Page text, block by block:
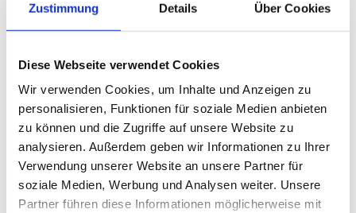
Zustimmung Details Über Cookies
Diese Webseite verwendet Cookies
Wir verwenden Cookies, um Inhalte und Anzeigen zu
personalisieren, Funktionen für soziale Medien anbieten
zu können und die Zugriffe auf unsere Website zu
analysieren. Außerdem geben wir Informationen zu Ihrer
Verwendung unserer Website an unsere Partner für
soziale Medien, Werbung und Analysen weiter. Unsere
Partner führen diese Informationen möglicherweise mit
Gewerbebauten 2